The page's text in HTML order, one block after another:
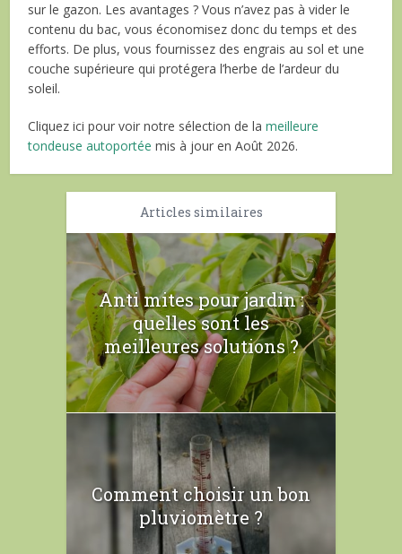
sur le gazon. Les avantages ? Vous n’avez pas à vider le
contenu du bac, vous économisez donc du temps et des
efforts. De plus, vous fournissez des engrais au sol et une
couche supérieure qui protégera l’herbe de l’ardeur du
soleil.
Cliquez ici pour voir notre sélection de lameilleure
tondeuse autoportée mis à jour en Août 2026.
Articles similaires
Anti mites pour jardin :
quelles sont les
meilleures solutions ?
Comment choisir un bon
pluviomètre ?